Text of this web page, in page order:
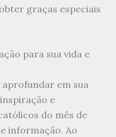
graças especiais
para sua vida e
aprofundar em sua
e
do mês de
informação. Ao